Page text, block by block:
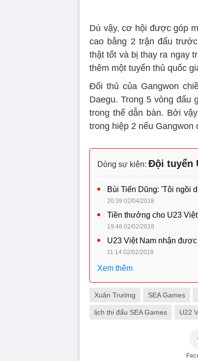
Dù vậy, cơ hội được góp
cao bằng 2 trận đấu
thật tốt và bị thay ra ngay
thêm một tuyển thủ quốc
Đối thủ của Gangwon
Daegu. Trong 5 vòng đấu
trong thế dẫn bàn. Bởi
trong hiệp 2 nếu Gangwon
Dòng sự kiện: Đội tuyển
Bùi Tiến Dũng: 'Tôi ngồi
20:39 02/04/2018
Tiền thưởng cho U23
19:46 02/02/2018
U23 Việt Nam nhận
11:14 02/02/2018
Xem thêm
Xuân Trường SEA Games
lịch thi đấu SEA Games U22